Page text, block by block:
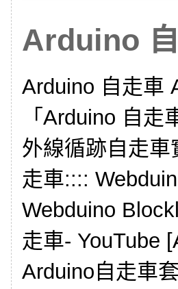
Arduino
Arduino 自走車
「Arduino 自
外線循跡自走
走車::::
Webduino
走車- YouTube
Arduino自走車